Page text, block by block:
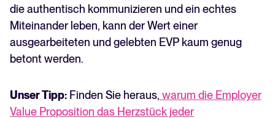
die authentisch kommunizieren und ein echtes
Miteinander leben, kann der Wert einer
ausgearbeiteten und gelebten EVP kaum genug
betont werden.
Unser Tipp: Finden Sie heraus, warum die Employer
Value Proposition das Herzstück jeder